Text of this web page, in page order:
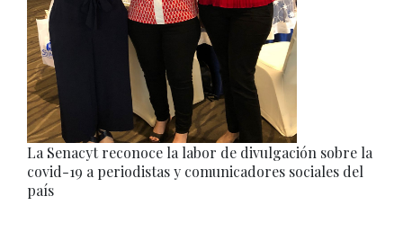
La Senacyt reconoce la labor de divulgación sobre la
covid-19 a periodistas y comunicadores sociales del
país